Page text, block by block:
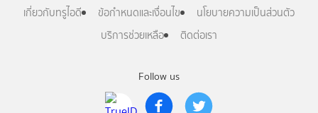
Follow us
เกี่ยวกับทรูไอดี ข้อกำหนดและเงื่อนไข
นโยบายความเป็นส่วนตัว
บริการช่วยเหลือ
ติดต่อเรา